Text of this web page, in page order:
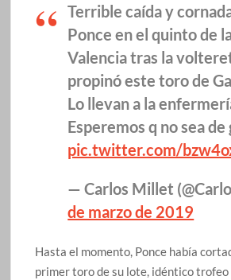
Terrible caída y
Ponce en el quinto de
Valencia tras la
propinó este toro de
Lo llevan a la
Esperemos q no sea
pic.twitter.com/
— Carlos Millet
de marzo de 2019
Hasta el momento, Ponce había
primer toro de su lote, idéntico trofeo